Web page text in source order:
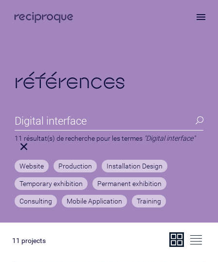
main
références
11 résultat(s) de recherche pour les termes "Digital interface"
Website Production Installation Design
Temporary exhibition Permanent exhibition
Consulting Mobile Application Training
11 projects